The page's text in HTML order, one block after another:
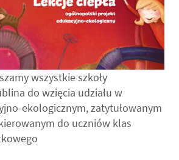
wszystkie szkoły
do wzięcia udziału w
ekologicznym, zatytułowanym
do uczniów klas